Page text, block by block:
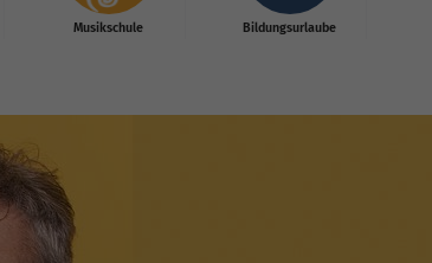
Musikschule Bildungsurlaube